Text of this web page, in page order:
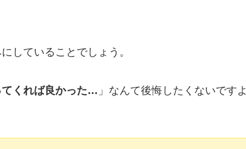
していることでしょう。
てくれば良かった… 」なんて後悔したくないですよ